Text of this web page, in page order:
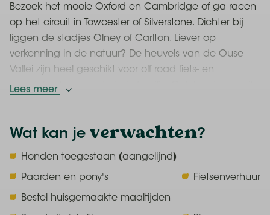
Bezoek het mooie Oxford en Cambridge of ga racen
op het circuit in Towcester of Silverstone. Dichter bij
liggen de stadjes Olney of Carlton. Liever op
verkenning in de natuur? De heuvels van de Ouse
Vallei zijn heel geschikt voor off road fiets- en
wandelroutes voor de hele familie. Ook kan je vanuit
natuurparken in de omgeving.
Dit doe je op de boerderij
drie boerderijhonden, schapen, dwerggeiten, ezels,
Lees meer
Wat kan je verwachten?
Honden toegestaan (aangelijnd)
Paarden en pony's Fietsenverhuur
Bestel huisgemaakte maaltijden